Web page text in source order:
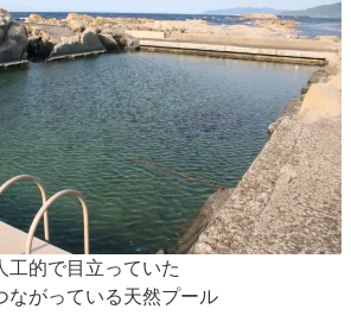
工的で目立っていた
ながっている天然プール